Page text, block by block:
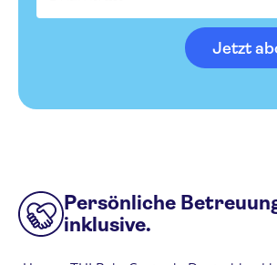
Jetzt
Persönliche
inklusive.